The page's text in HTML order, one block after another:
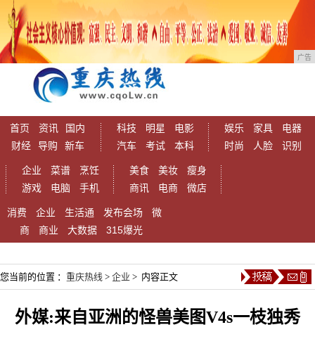
广告
首页 资讯
国内
财经
导购 新车
科技 明星
电影
汽车
考试 本科
娱乐 家具
电器
时尚
人脸 识别
企业 菜谱
烹饪
游戏
电脑 手机
美食 美妆
瘦身
商讯
电商 微店
消费 企业 生活通 发布会场
微
商
商业 大数据 315爆光
您当前的位置 ： 重庆热线 > 企业 > 内容正文
外媒:来自亚洲的怪兽美图V4s一枝独秀